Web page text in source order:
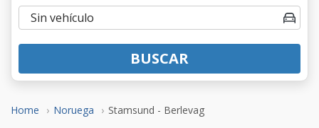
Home Noruega Stamsund - Berlevag
BUSCAR